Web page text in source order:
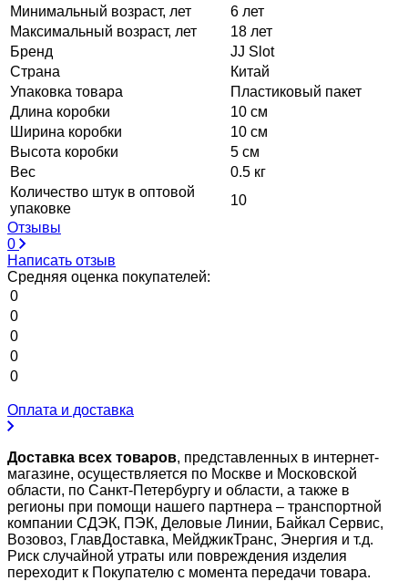
Минимальный возраст, лет
6 лет
Максимальный возраст, лет
18 лет
Бренд
JJ Slot
Страна
Китай
Упаковка товара
Пластиковый пакет
Длина коробки
10 см
Ширина коробки
10 см
Высота коробки
5 см
Вес
0.5 кг
Количество штук в оптовой
упаковке
10
Отзывы
0
Написать отзыв
Средняя оценка покупателей:
0
0
0
0
0
Оплата и доставка
Доставка всех товаров, представленных в интернет-
магазине, осуществляется по Москве и Московской
области, по Санкт-Петербургу и области, а также в
регионы при помощи нашего партнера – транспортной
компании СДЭК, ПЭК, Деловые Линии, Байкал Сервис,
Возовоз, ГлавДоставка, МейджикТранс, Энергия и т.д.
Риск случайной утраты или повреждения изделия
переходит к Покупателю с момента передачи товара.